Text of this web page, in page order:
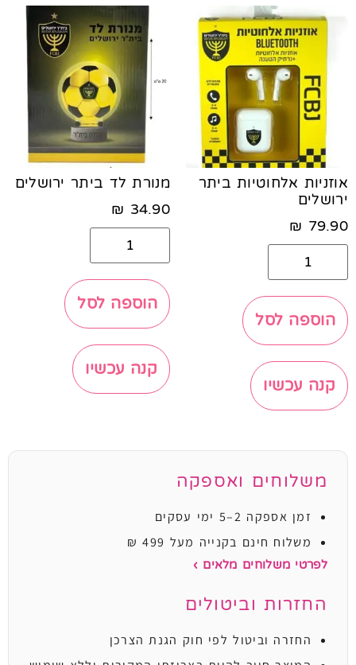
אוזניות אלחוטיות ביתר
ירושלים
79.90
₪
הוספה לסל
קנה עכשיו
מנורת לד ביתר ירושלים
34.90
₪
הוספה לסל
קנה עכשיו
משלוחים ואספקה
זמן אספקה 2–5 ימי עסקים
משלוח חינם בקנייה מעל 499 ₪
לפרטי משלוחים מלאים ›
החזרות וביטולים
החזרה וביטול לפי חוק הגנת הצרכן